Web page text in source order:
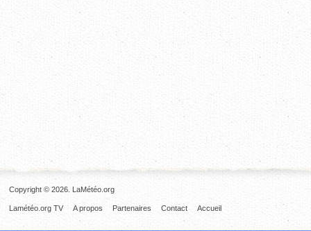
Copyright © 2026. LaMétéo.org
Accueil
Contact
Partenaires
A propos
Lamétéo.org TV